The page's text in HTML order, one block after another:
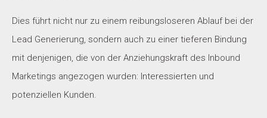
Dies führt nicht nur zu einem reibungsloseren Ablauf bei der
Lead Generierung, sondern auch zu einer tieferen Bindung
mit denjenigen, die von der Anziehungskraft des Inbound
Marketings angezogen wurden: Interessierten und
potenziellen Kunden.